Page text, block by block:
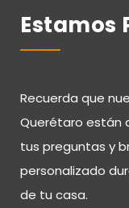
Estamos
Recuerda que
Querétaro están
tus preguntas y
personalizado
de tu casa.